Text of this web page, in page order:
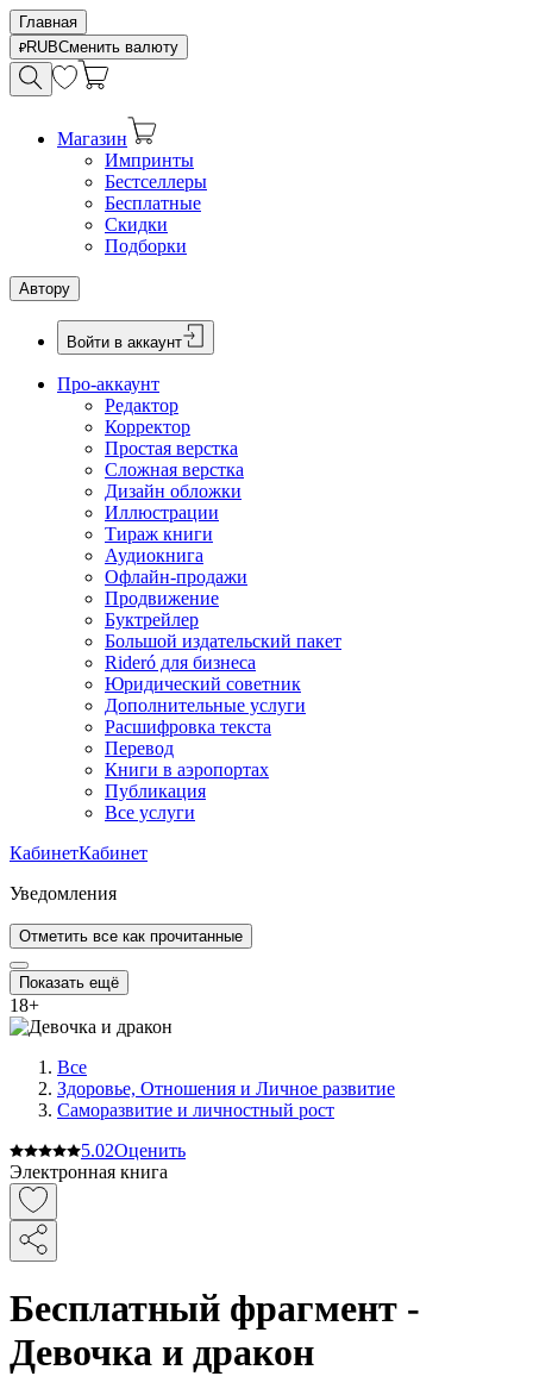
Главная
RUBСменить валюту
Магазин
Импринты
Бестселлеры
Бесплатные
Скидки
Подборки
Автору
Войти в аккаунт
Про-аккаунт
Редактор
Корректор
Простая верстка
Сложная верстка
Дизайн обложки
Иллюстрации
Тираж книги
Аудиокнига
Офлайн-продажи
Продвижение
Буктрейлер
Большой издательский пакет
Rideró для бизнеса
Юридический советник
Дополнительные услуги
Расшифровка текста
Перевод
Книги в аэропортах
Публикация
Все услуги
КабинетКабинет
Уведомления
Отметить все как прочитанные
Показать ещё
18+
Все
Здоровье, Отношения и Личное развитие
Саморазвитие и личностный рост
5.02Оценить
Электронная книга
Бесплатный фрагмент -
Девочка и дракон